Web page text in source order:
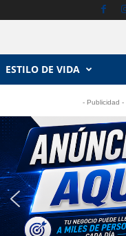
ESTILO DE VIDA
- Publicidad -